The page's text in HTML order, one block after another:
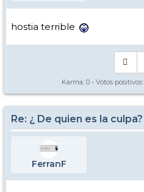
hostia terrible
Karma: 0 - Votos positivos:
Re: ¿ De quien es la culpa?
FerranF